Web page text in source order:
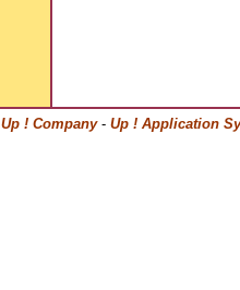
Up ! Company- Up ! Application